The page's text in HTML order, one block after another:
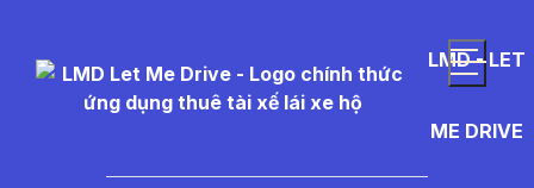
LMD - LET
ME DRIVE